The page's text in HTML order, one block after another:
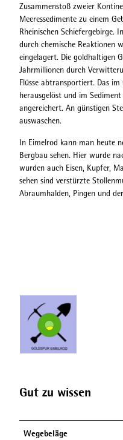
Zusammenstoß zweier
Meeressedimente zu einem
Rheinischen Schiefergebirge.
durch chemische Reaktionen
eingelagert. Die goldhaltigen
Jahrmillionen durch
Flüsse abtransportiert. Das
herausgelöst und im
angereichert. An günstigen
auswaschen.
In Eimelrod kann man heute
Bergbau sehen. Hier wurde
wurden auch Eisen, Kupfer,
sehen sind verstürzte
Abraumhalden, Pingen und
Gut zu wissen
Wegebeläge